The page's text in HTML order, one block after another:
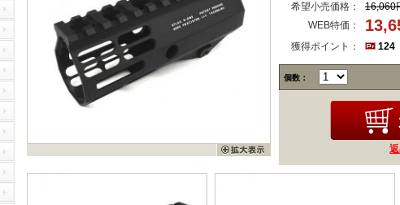
希望小売価格：
16,060
WEB特価：
獲得ポイント：
124
個数：